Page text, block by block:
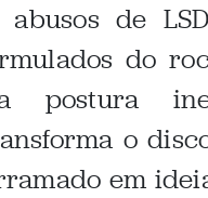
abusos de
do
postura
o
em